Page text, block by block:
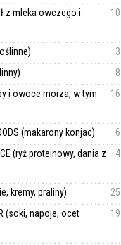
10
z mleka owczego i
3
8
16
i owoce morza, w tym
6
(makarony konjac)
4
(ryż proteinowy, dania z
25
kremy, praliny)
19
(soki, napoje, ocet